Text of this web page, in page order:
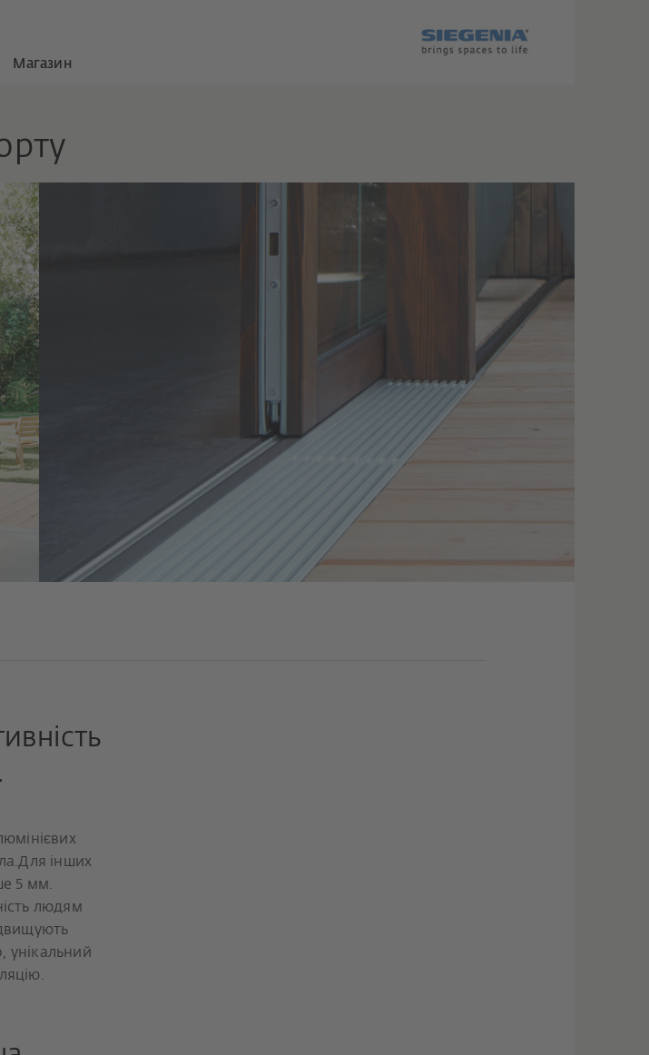
Магазин
інших
5 мм.
людям
унікальний